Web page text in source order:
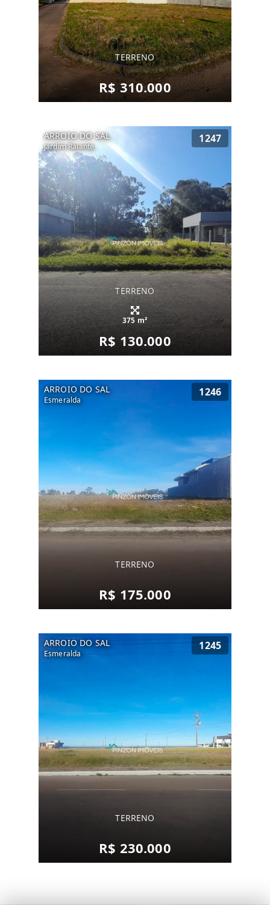
TERRENO
R$ 310.000
ARROIO DO SAL
Jardim Raiante
1247
TERRENO
375 m²
R$ 130.000
ARROIO DO SAL
Esmeralda
1246
TERRENO
R$ 175.000
ARROIO DO SAL
Esmeralda
1245
TERRENO
R$ 230.000